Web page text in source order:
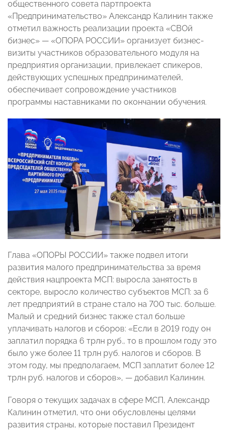
общественного совета партпроекта
«Предпринимательство» Александр Калинин также
отметил важность реализации проекта «СВОй
бизнес» — «ОПОРА РОССИИ» организует бизнес-
визиты участников образовательного модуля на
предприятия организации, привлекает спикеров,
действующих успешных предпринимателей,
обеспечивает сопровождение участников
программы наставниками по окончании обучения.
Глава «ОПОРЫ РОССИИ» также подвел итоги
развития малого предпринимательства за время
действия нацпроекта МСП: выросла занятость в
секторе, выросло количество субъектов МСП: за 6
лет предприятий в стране стало на 700 тыс. больше.
Малый и средний бизнес также стал больше
уплачивать налогов и сборов: «Если в 2019 году он
заплатил порядка 6 трлн руб., то в прошлом году это
было уже более 11 трлн руб. налогов и сборов. В
этом году, мы предполагаем, МСП заплатит более 12
трлн руб. налогов и сборов», — добавил Калинин.
Говоря о текущих задачах в сфере МСП, Александр
Калинин отметил, что они обусловлены целями
развития страны, которые поставил Президент